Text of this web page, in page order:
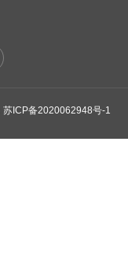
苏ICP备2020062948号-1